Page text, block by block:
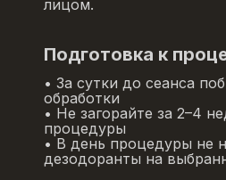
лицом.
• За сутки до сеанса
обработки
• Не загорайте за 2–4
процедуры
• В день процедуры не
дезодоранты на
Подготовка к